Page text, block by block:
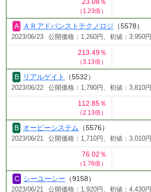
（1.23倍）
ＡＲアドバンストテクノロジ （5578）
2023/06/23 公開価格：1,260円、初値：3,950円
213.49％
（3.13倍）
リアルゲイト （5532）
2023/06/22 公開価格：1,790円、初値：3,810円
112.85％
（2.13倍）
オービーシステム （5576）
2023/06/21 公開価格：1,710円、初値：3,010円
76.02％
（1.76倍）
シーユーシー （9158）
2023/06/21 公開価格：1,920円、初値：4,430円